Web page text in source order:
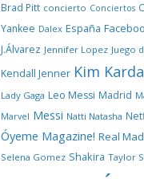
Brad Pitt concierto Conciertos
Yankee Dalex España
J.Álvarez Jennifer Lopez Juego
Kendall Jenner Kim
Lady Gaga Leo Messi Madrid
Marvel Messi Natti Natasha
Óyeme Magazine! Real
Selena Gomez Shakira Taylor